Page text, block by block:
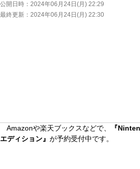
公開日時： 2024年06月24日(月) 22:29
最終更新： 2024年06月24日(月) 22:30
Amazonや楽天ブックスなどで、
『
エディション』 が予約受付中です。